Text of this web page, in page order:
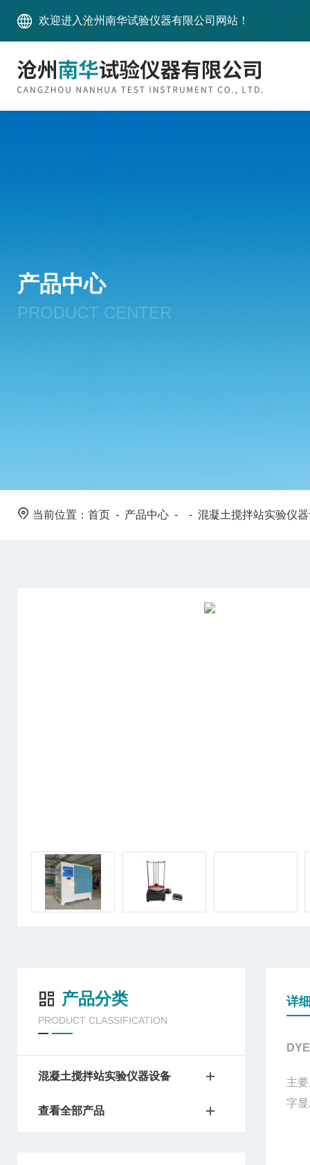
欢迎进入沧州南华试验仪器有限公司网站！
产品中心
PRODUCT CENTER
当前位置： 首页 - 产品中心 - - 混凝土搅拌站实验仪
产品分类
PRODUCT CLASSIFICATION
混凝土搅拌站实验仪器设备
查看全部产品
详
主
字